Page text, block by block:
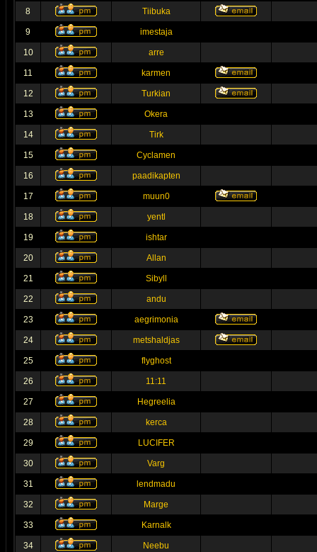
8 Tiibuka
9 imestaja
10 arre
11 karmen
12 Turkian
13 Okera
14 Tirk
15 Cyclamen
16 paadikapten
17 muun0
18 yentl
19 ishtar
20 Allan
21 Sibyll
22 andu
23 aegrimonia
24 metshaldjas
25 flyghost
26 11:11
27 Hegreelia
28 kerca
29 LUCIFER
30 Varg
31 lendmadu
32 Marge
33 Karnalk
34 Neebu